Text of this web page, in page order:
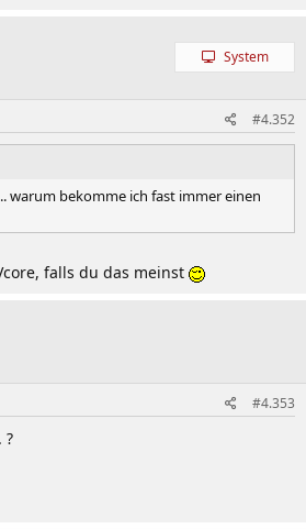
System
#4.352
warum bekomme ich fast immer einen
falls du das meinst
#4.353
?